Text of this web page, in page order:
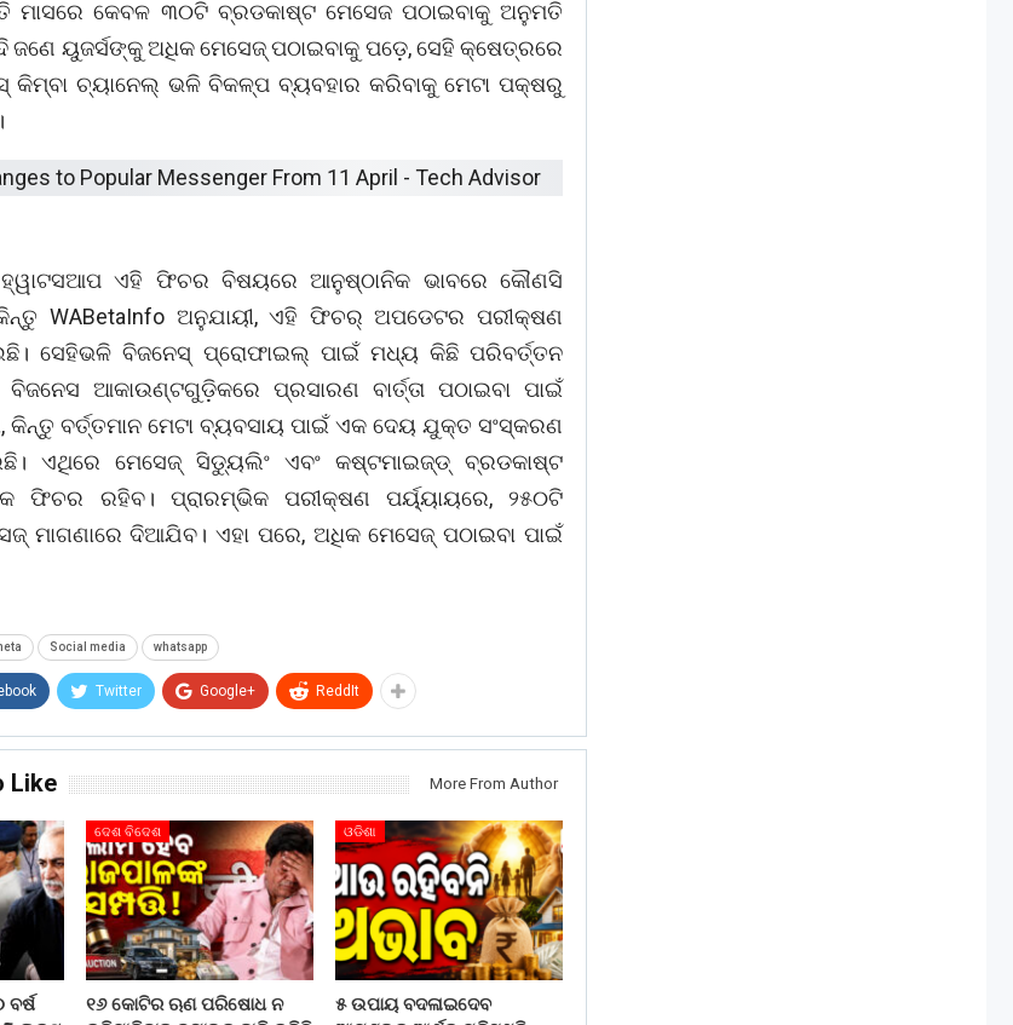
ମାସରେ କେବଳ ୩୦ଟି ବ୍ରଡକାଷ୍ଟ ମେସେଜ ପଠାଇବାକୁ ଅନୁମତି
ଜଣେ ୟୁଜର୍ସଙ୍କୁ ଅଧିକ ମେସେଜ୍ ପଠାଇବାକୁ ପଡ଼େ, ସେହି କ୍ଷେତ୍ରରେ
କିମ୍ବା ଚ୍ୟାନେଲ୍ ଭଳି ବିକଳ୍ପ ବ୍ୟବହାର କରିବାକୁ ମେଟା ପକ୍ଷରୁ
ହ୍ୱାଟସଆପ ଏହି ଫିଚର ବିଷୟରେ ଆନୁଷ୍ଠାନିକ ଭାବରେ କୌଣସି
WABetaInfo ଅନୁଯାୟୀ, ଏହି ଫିଚର୍ ଅପଡେଟର ପରୀକ୍ଷଣ
ସେହିଭଳି ବିଜନେସ୍ ପ୍ରୋଫାଇଲ୍ ପାଇଁ ମଧ୍ୟ କିଛି ପରିବର୍ତ୍ତନ
ବିଜନେସ ଆକାଉଣ୍ଟଗୁଡ଼ିକରେ ପ୍ରସାରଣ ବାର୍ତ୍ତା ପଠାଇବା ପାଇଁ
କିନ୍ତୁ ବର୍ତ୍ତମାନ ମେଟା ବ୍ୟବସାୟ ପାଇଁ ଏକ ଦେୟ ଯୁକ୍ତ ସଂସ୍କରଣ
ଏଥିରେ ମେସେଜ୍ ସିଡ୍ୟୁଲିଂ ଏବଂ କଷ୍ଟମାଇଜ୍ଡ୍ ବ୍ରଡକାଷ୍ଟ
ଫିଚର ରହିବ। ପ୍ରାରମ୍ଭିକ ପରୀକ୍ଷଣ ପର୍ୟ୍ୟାୟରେ, ୨୫୦ଟି
ମାଗଣାରେ ଦିଆଯିବ। ଏହା ପରେ, ଅଧିକ ମେସେଜ୍ ପଠାଇବା ପାଇଁ
Social media whatsapp
Twitter Google+ ReddIt
Like More From Author
ଦେଶ ବିଦେଶ
୧୬ କୋଟିର ଋଣ ପରିଷୋଧ ନ
ଓଡିଶା
୫ ଉପାୟ ବଦଳାଇଦେବ